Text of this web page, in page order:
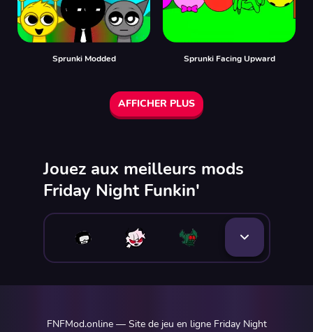
Sprunki Modded Sprunki Facing Upward
AFFICHER PLUS
Jouez aux meilleurs mods
Friday Night Funkin'
FNFMod.online — Site de jeu en ligne Friday Night